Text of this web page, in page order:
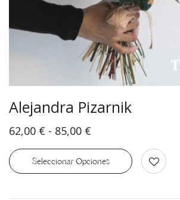
Alejandra Pizarnik
62,00 € - 85,00 €
Seleccionar Opciones